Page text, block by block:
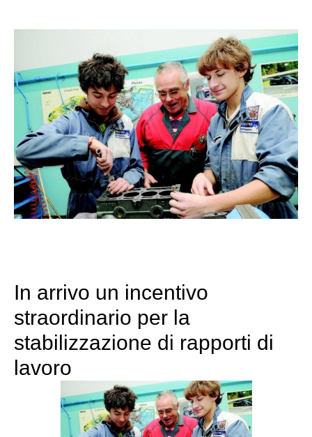
In arrivo un incentivo
straordinario per la
stabilizzazione di rapporti di
lavoro